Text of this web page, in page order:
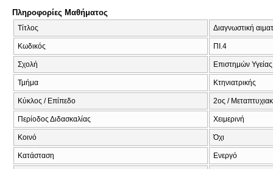
Πληροφορίες Μαθήματος
Τίτλος Διαγνωστική
Κωδικός ΠΙ.4
Σχολή Επιστημών Υγείας
Τμήμα Κτηνιατρικής
Κύκλος / Επίπεδο 2ος /
Περίοδος Διδασκαλίας Χειμερινή
Κοινό Όχι
Κατάσταση Ενεργό